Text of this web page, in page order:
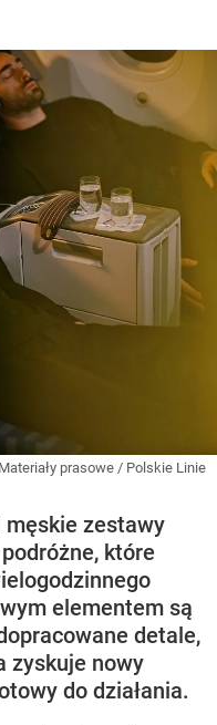
Materiały prasowe / Polskie Linie
męskie zestawy
które
elementem są
detale,
zyskuje nowy
do działania.